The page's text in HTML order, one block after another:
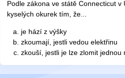
Podle zákona ve státě Connecticut
kyselých okurek tím, že...
je hází z výšky
zkoumají, jestli vedou elektřinu
zkouší, jestli je lze zlomit jednou